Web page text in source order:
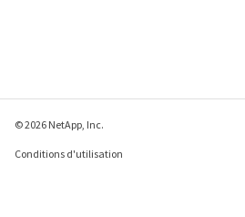
© 2026 NetApp, Inc.
Conditions d'utilisation